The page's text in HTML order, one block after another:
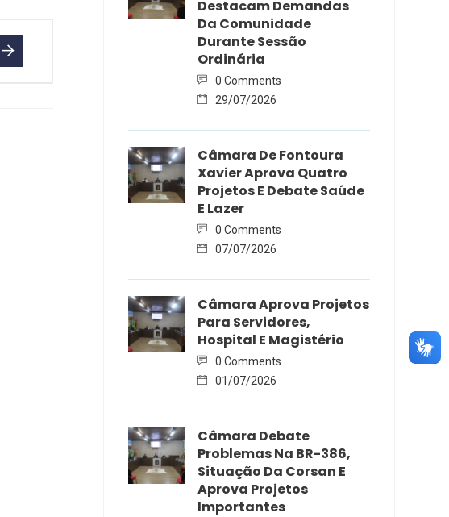
Destacam Demandas
Da Comunidade
Durante Sessão
Ordinária
0 Comments
29/07/2026
Câmara De Fontoura
Xavier Aprova Quatro
Projetos E Debate Saúde
E Lazer
0 Comments
07/07/2026
Câmara Aprova Projetos
Para Servidores,
Hospital E Magistério
0 Comments
01/07/2026
Câmara Debate
Problemas Na BR-386,
Situação Da Corsan E
Aprova Projetos
Importantes